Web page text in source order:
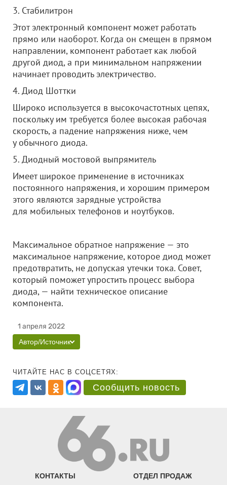
3. Стабилитрон
Этот электронный компонент может работать
прямо или наоборот. Когда он смещен в прямом
направлении, компонент работает как любой
другой диод, а при минимальном напряжении
начинает проводить электричество.
4. Диод Шоттки
Широко используется в высокочастотных цепях,
поскольку им требуется более высокая рабочая
скорость, а падение напряжения ниже, чем
у обычного диода.
5. Диодный мостовой выпрямитель
Имеет широкое применение в источниках
постоянного напряжения, и хорошим примером
этого являются зарядные устройства
для мобильных телефонов и ноутбуков.
Максимальное обратное напряжение — это
максимальное напряжение, которое диод может
предотвратить, не допуская утечки тока. Совет,
который поможет упростить процесс выбора
диода, — найти техническое описание
компонента.
1 апреля 2022
Автор/Источник
ЧИТАЙТЕ НАС В СОЦСЕТЯХ:
Сообщить новость
КОНТАКТЫ ОТДЕЛ ПРОДАЖ